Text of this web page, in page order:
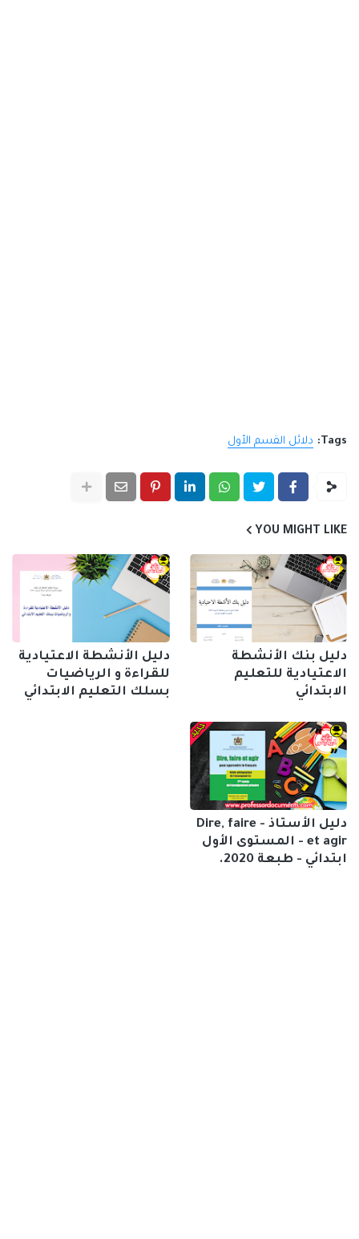
Tags: دلائل القسم الأول
YOU MIGHT LIKE
دليل بنك الأنشطة
الاعتيادية للتعليم
الابتدائي
دليل الأنشطة الاعتيادية
للقراءة و الرياضيات
بسلك التعليم الابتدائي
دليل الأستاذ - Dire, faire
et agir - المستوى الأول
ابتدائي - طبعة 2020.